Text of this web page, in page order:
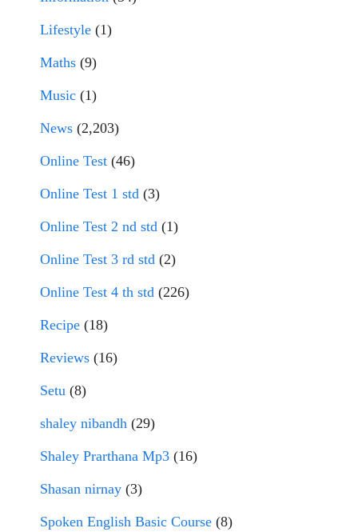
Lifestyle (1)
Maths (9)
Music (1)
News (2,203)
Online Test (46)
Online Test 1 std (3)
Online Test 2 nd std (1)
Online Test 3 rd std (2)
Online Test 4 th std (226)
Recipe (18)
Reviews (16)
Setu (8)
shaley nibandh (29)
Shaley Prarthana Mp3 (16)
Shasan nirnay (3)
Spoken English Basic Course (8)